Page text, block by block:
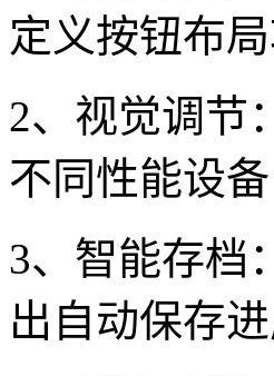
定义按钮布
2、视觉调节
不同性能设备
3、智能存档
出自动保存